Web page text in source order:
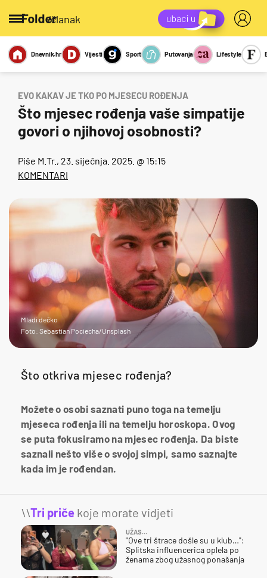
/članak
Miks Kviz
Report
Sexy
Dnevnik.hr Vijesti Sport Putovanja Lifestyle
EVO KAKAV JE TKO PO MJESECU ROĐENJA
Što mjesec rođenja vaše simpatije
govori o njihovoj osobnosti?
Piše M.Tr. , 23. siječnja. 2025. @ 15:15
KOMENTARI
Mladi dečko
Foto: Sebastian Pociecha/Unsplash
Što otkriva mjesec rođenja?
Možete o osobi saznati puno toga na temelju
mjeseca rođenja ili na temelju horoskopa. Ovog
se puta fokusiramo na mjesec rođenja. Da biste
saznali nešto više o svojoj simpi, samo saznajte
kada im je rođendan.
\\Tri priče koje morate vidjeti
UŽAS…
"Ove tri štrace došle su u klub…":
Splitska influencerica oplela po
ženama zbog užasnog ponašanja